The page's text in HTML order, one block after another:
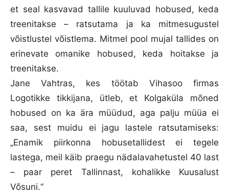
et seal kasvavad tallile kuuluvad hobused, keda
treenitakse – ratsutama ja ka mitmesugustel
võistlustel võistlema. Mitmel pool mujal tallides on
erinevate omanike hobused, keda hoitakse ja
treenitakse.
Jane Vahtras, kes töötab Vihasoo firmas
Logotikke tikkijana, ütleb, et Kolgaküla mõned
hobused on ka ära müüdud, aga palju müüa ei
saa, sest muidu ei jagu lastele ratsutamiseks:
„Enamik piirkonna hobusetallidest ei tegele
lastega, meil käib praegu nädalavahetustel 40 last
– paar peret Tallinnast, kohalikke Kuusalust
Võsuni.“